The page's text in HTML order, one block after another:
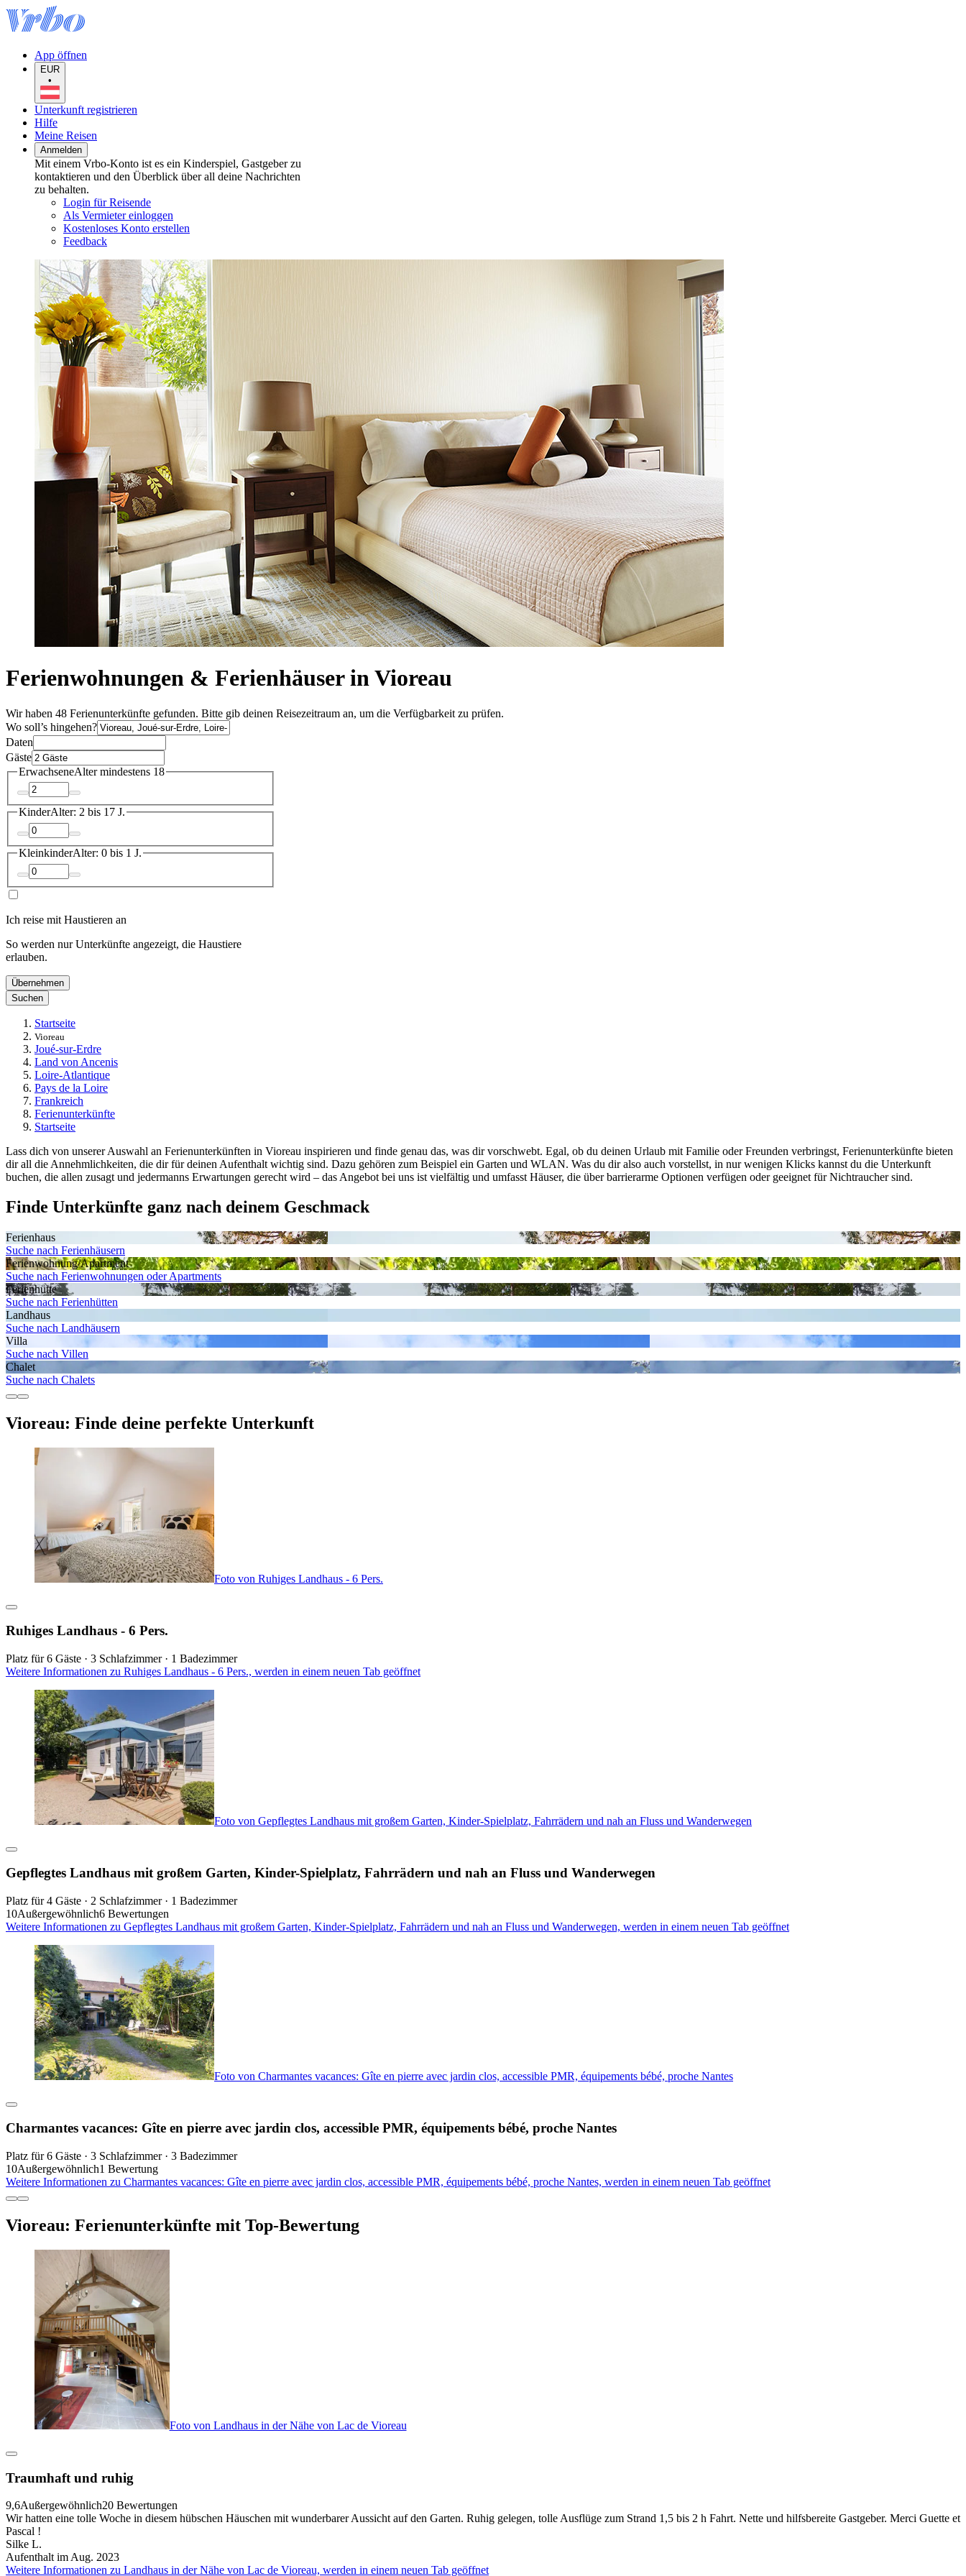
App öffnen
EUR
•
Unterkunft registrieren
Hilfe
Meine Reisen
Anmelden
Mit einem Vrbo-Konto ist es ein Kinderspiel, Gastgeber zu
kontaktieren und den Überblick über all deine Nachrichten
zu behalten.
Login für Reisende
Als Vermieter einloggen
Kostenloses Konto erstellen
Feedback
Ferienwohnungen & Ferienhäuser in Vioreau
Wir haben 48 Ferienunterkünfte gefunden. Bitte gib deinen Reisezeitraum an, um die Verfügbarkeit zu prüfen.
Wo soll’s hingehen?
Daten
Gäste
ErwachseneAlter mindestens 18
KinderAlter: 2 bis 17 J.
KleinkinderAlter: 0 bis 1 J.
Ich reise mit Haustieren an
So werden nur Unterkünfte angezeigt, die Haustiere
erlauben.
Übernehmen
Suchen
Startseite
Vioreau
Joué-sur-Erdre
Land von Ancenis
Loire-Atlantique
Pays de la Loire
Frankreich
Ferienunterkünfte
Startseite
Lass dich von unserer Auswahl an Ferienunterkünften in Vioreau inspirieren und finde genau das, was dir vorschwebt. Egal, ob du deinen Urlaub mit Familie oder Freunden verbringst, Ferienunterkünfte bieten
dir all die Annehmlichkeiten, die dir für deinen Aufenthalt wichtig sind. Dazu gehören zum Beispiel ein Garten und WLAN. Was du dir also auch vorstellst, in nur wenigen Klicks kannst du die Unterkunft
buchen, die allen zusagt und jedermanns Erwartungen gerecht wird – das Angebot bei uns ist vielfältig und umfasst Häuser, die über barrierarme Optionen verfügen oder geeignet für Nichtraucher sind.
Finde Unterkünfte ganz nach deinem Geschmack
Ferienhaus
Suche nach Ferienhäusern
Ferienwohnung/Apartment
Suche nach Ferienwohnungen oder Apartments
Ferienhütte
Suche nach Ferienhütten
Landhaus
Suche nach Landhäusern
Villa
Suche nach Villen
Chalet
Suche nach Chalets
Vioreau: Finde deine perfekte Unterkunft
Foto von Ruhiges Landhaus - 6 Pers.
Ruhiges Landhaus - 6 Pers.
Platz für 6 Gäste · 3 Schlafzimmer · 1 Badezimmer
Weitere Informationen zu Ruhiges Landhaus - 6 Pers., werden in einem neuen Tab geöffnet
Foto von Gepflegtes Landhaus mit großem Garten, Kinder-Spielplatz, Fahrrädern und nah an Fluss und Wanderwegen
Gepflegtes Landhaus mit großem Garten, Kinder-Spielplatz, Fahrrädern und nah an Fluss und Wanderwegen
Platz für 4 Gäste · 2 Schlafzimmer · 1 Badezimmer
10Außergewöhnlich6 Bewertungen
Weitere Informationen zu Gepflegtes Landhaus mit großem Garten, Kinder-Spielplatz, Fahrrädern und nah an Fluss und Wanderwegen, werden in einem neuen Tab geöffnet
Foto von Charmantes vacances: Gîte en pierre avec jardin clos, accessible PMR, équipements bébé, proche Nantes
Charmantes vacances: Gîte en pierre avec jardin clos, accessible PMR, équipements bébé, proche Nantes
Platz für 6 Gäste · 3 Schlafzimmer · 3 Badezimmer
10Außergewöhnlich1 Bewertung
Weitere Informationen zu Charmantes vacances: Gîte en pierre avec jardin clos, accessible PMR, équipements bébé, proche Nantes, werden in einem neuen Tab geöffnet
Vioreau: Ferienunterkünfte mit Top-Bewertung
Foto von Landhaus in der Nähe von Lac de Vioreau
Traumhaft und ruhig
9,6Außergewöhnlich20 Bewertungen
Wir hatten eine tolle Woche in diesem hübschen Häuschen mit wunderbarer Aussicht auf den Garten. Ruhig gelegen, tolle Ausflüge zum Strand 1,5 bis 2 h Fahrt. Nette und hilfsbereite Gastgeber. Merci Guette et
Pascal !
Silke L.
Aufenthalt im Aug. 2023
Weitere Informationen zu Landhaus in der Nähe von Lac de Vioreau, werden in einem neuen Tab geöffnet